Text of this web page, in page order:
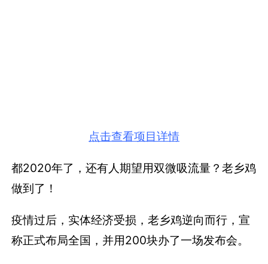
点击查看项目详情
都2020年了，还有人期望用双微吸流量？老乡鸡
做到了！
疫情过后，实体经济受损，老乡鸡逆向而行，宣
称正式布局全国，并用200块办了一场发布会。